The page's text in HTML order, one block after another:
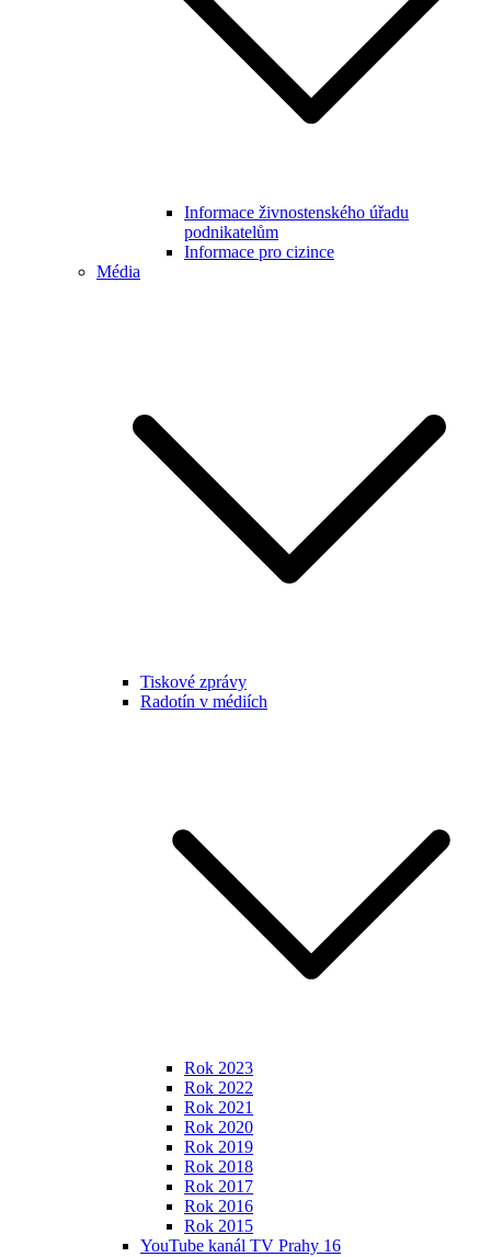
Informace živnostenského úřadu
podnikatelům
Informace pro cizince
Média
Tiskové zprávy
Radotín v médiích
Rok 2023
Rok 2022
Rok 2021
Rok 2020
Rok 2019
Rok 2018
Rok 2017
Rok 2016
Rok 2015
YouTube kanál TV Prahy 16